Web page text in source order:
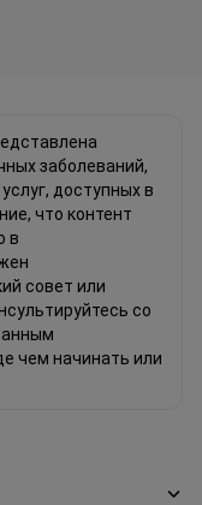
заболеваний,
доступных в
что контент
в
совет или
со
чем начинать или